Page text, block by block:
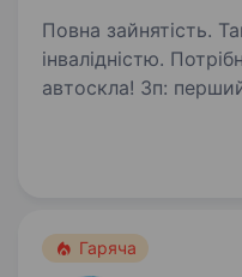
Повна зайнятість.
інвалідністю. Потрібні різноробочі на склад
автоскла! Зп:
35000−50000.
Гаряча